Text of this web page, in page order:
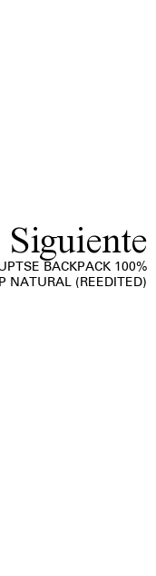
Siguiente
BACKPACK 100%
NATURAL (REEDITED)